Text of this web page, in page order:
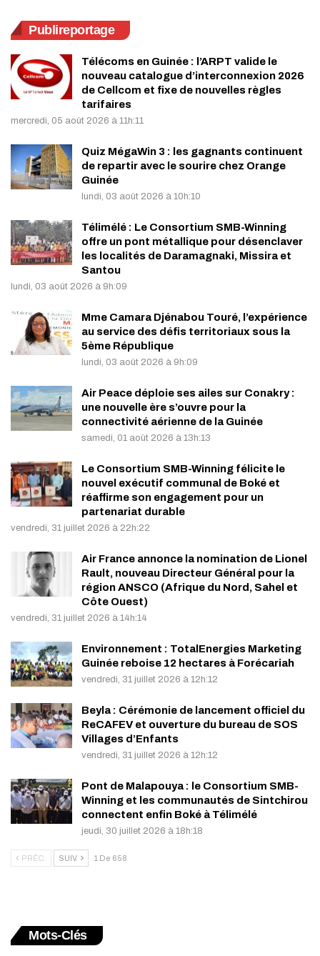
Publireportage
Télécoms en Guinée : l’ARPT valide le
nouveau catalogue d’interconnexion 2026
de Cellcom et fixe de nouvelles règles
tarifaires
mercredi, 05 août 2026 à 11h:11
Quiz MégaWin 3 : les gagnants continuent
de repartir avec le sourire chez Orange
Guinée
lundi, 03 août 2026 à 10h:10
Télimélé : Le Consortium SMB-Winning
offre un pont métallique pour désenclaver
les localités de Daramagnaki, Missira et
Santou
lundi, 03 août 2026 à 9h:09
Mme Camara Djénabou Touré, l’expérience
au service des défis territoriaux sous la
5ème République
lundi, 03 août 2026 à 9h:09
Air Peace déploie ses ailes sur Conakry :
une nouvelle ère s’ouvre pour la
connectivité aérienne de la Guinée
samedi, 01 août 2026 à 13h:13
Le Consortium SMB-Winning félicite le
nouvel exécutif communal de Boké et
réaffirme son engagement pour un
partenariat durable
vendredi, 31 juillet 2026 à 22h:22
Air France annonce la nomination de Lionel
Rault, nouveau Directeur Général pour la
région ANSCO (Afrique du Nord, Sahel et
Côte Ouest)
vendredi, 31 juillet 2026 à 14h:14
Environnement : TotalEnergies Marketing
Guinée reboise 12 hectares à Forécariah
vendredi, 31 juillet 2026 à 12h:12
Beyla : Cérémonie de lancement officiel du
ReCAFEV et ouverture du bureau de SOS
Villages d’Enfants
vendredi, 31 juillet 2026 à 12h:12
Pont de Malapouya : le Consortium SMB-
Winning et les communautés de Sintchirou
connectent enfin Boké à Télimélé
jeudi, 30 juillet 2026 à 18h:18
PRÉC. SUIV. 1 De 658
Mots-Clés